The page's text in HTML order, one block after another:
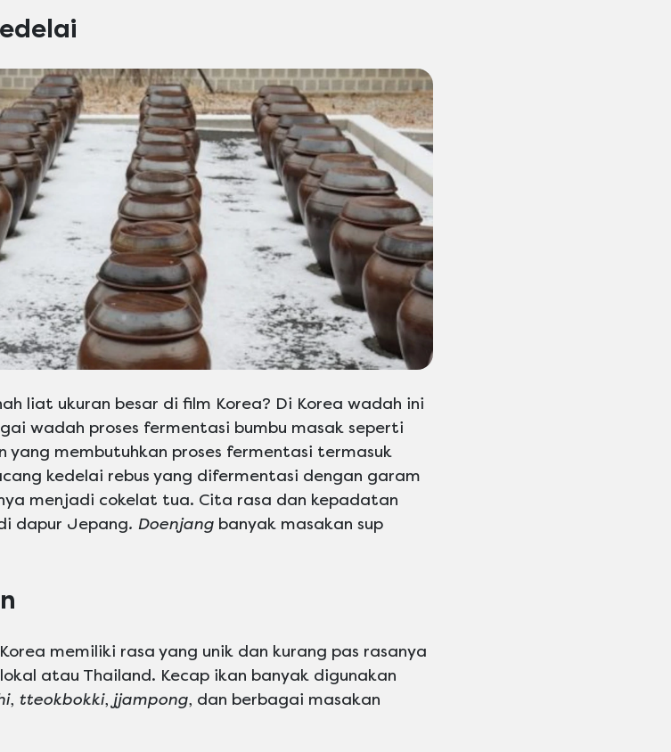
liat ukuran besar di film Korea? Di Korea wadah ini
wadah proses fermentasi bumbu masak seperti
yang membutuhkan proses fermentasi termasuk
kedelai rebus yang difermentasi dengan garam
menjadi cokelat tua. Cita rasa dan kepadatan
dapur Jepang. Doenjang banyak masakan sup
memiliki rasa yang unik dan kurang pas rasanya
atau Thailand. Kecap ikan banyak digunakan
, tteokbokki, jjampong, dan berbagai masakan